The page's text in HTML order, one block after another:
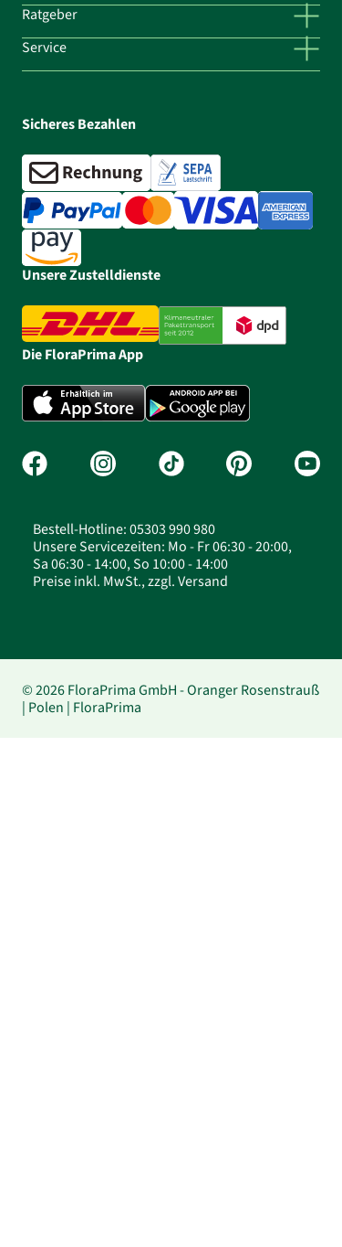
Ratgeber
Service
Sicheres Bezahlen
Unsere Zustelldienste
Die FloraPrima App
Bestell-Hotline: 05303 990 980
Unsere Servicezeiten: Mo - Fr 06:30 - 20:00,
Sa 06:30 - 14:00, So 10:00 - 14:00
Preise inkl. MwSt., zzgl. Versand
© 2026 FloraPrima GmbH - Oranger Rosenstrauß
| Polen | FloraPrima